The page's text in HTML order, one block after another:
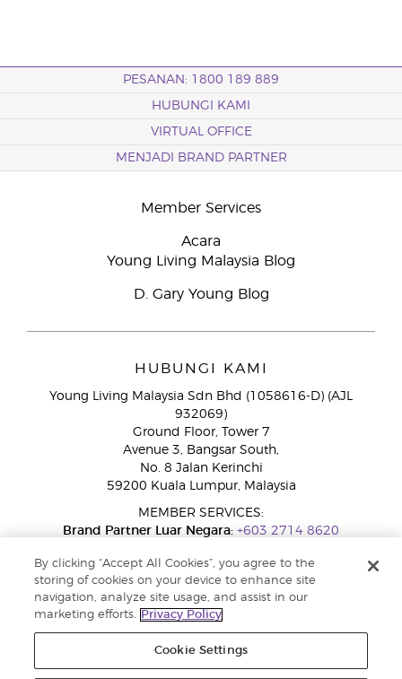
PESANAN: 1800 189 889
HUBUNGI KAMI
VIRTUAL OFFICE
MENJADI BRAND PARTNER
Member Services
Acara
Young Living Malaysia Blog
D. Gary Young Blog
HUBUNGI KAMI
Young Living Malaysia Sdn Bhd (1058616-D) (AJL
932069)
Ground Floor, Tower 7
Avenue 3, Bangsar South,
No. 8 Jalan Kerinchi
59200 Kuala Lumpur, Malaysia
MEMBER SERVICES:
Brand Partner Luar Negara: +603 2714 8620
WhatsApp: +60 15 4600 0691
By clicking “Accept All Cookies”, you agree to the
storing of cookies on your device to enhance site
navigation, analyze site usage, and assist in our
marketing efforts.
Privacy Policy
Cookie Settings